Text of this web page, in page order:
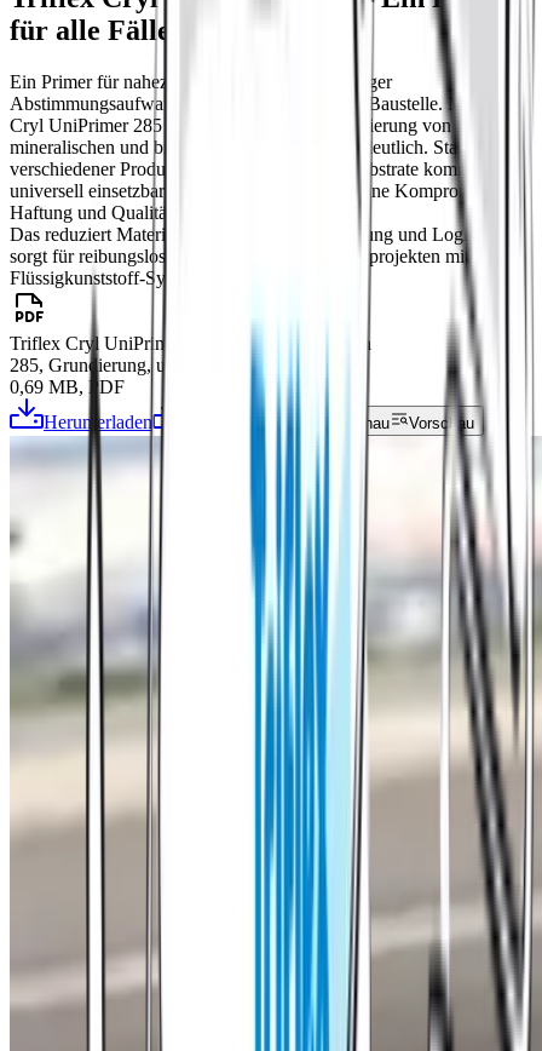
für alle Fälle
Ein Primer für nahezu alle Untergründe – weniger
Abstimmungsaufwand, mehr Effizienz auf der Baustelle. Mit Triflex
Cryl UniPrimer 285 vereinfacht sich die Grundierung von
mineralischen und bituminösen Untergründen deutlich. Statt
verschiedener Produkte für unterschiedliche Substrate kommt ein
universell einsetzbarer Primer zum Einsatz – ohne Kompromisse bei
Haftung und Qualität.
Das reduziert Materialvielfalt, vereinfacht Planung und Logistik und
sorgt für reibungslose Abläufe bei Abdichtungsprojekten mit Triflex
Flüssigkunststoff-Systemen.
Triflex Cryl UniPrimer 285 Produktinformation
285, Grundierung, uniprimer 258
0,69 MB, PDF
Herunterladen
Herunterladen Vorschau Vorschau